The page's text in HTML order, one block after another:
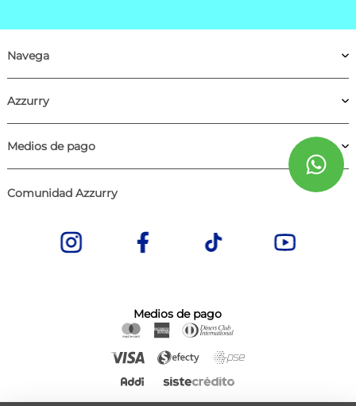
Navega
Azzurry
Medios de pago
Comunidad Azzurry
Medios de pago